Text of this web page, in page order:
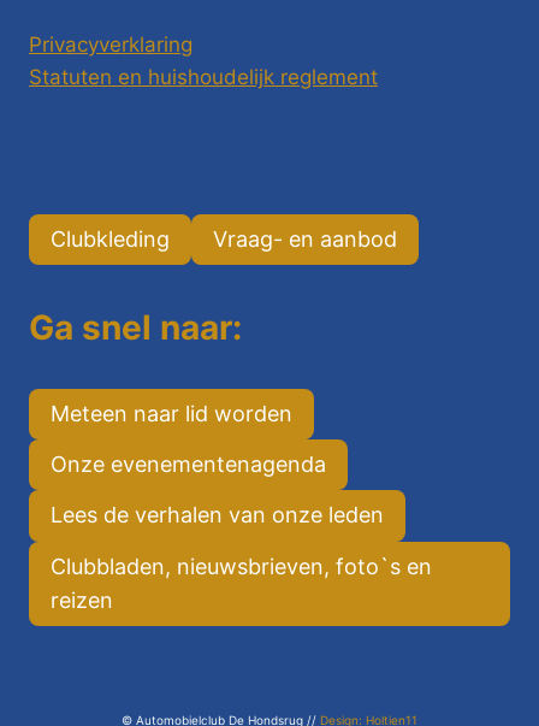
Privacyverklaring
Statuten en huishoudelijk reglement
Clubkleding Vraag- en aanbod
Ga snel naar:
Meteen naar lid worden
Onze evenementenagenda
Lees de verhalen van onze leden
Clubbladen, nieuwsbrieven, foto`s en
reizen
© Automobielclub De Hondsrug // Design: Holtien11